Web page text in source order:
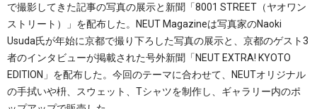
で撮影してきた記事の写真の展示と新聞「8001 STREET（ヤオワン
ストリート）」を配布した。NEUT Magazineは写真家のNaoki
Usuda氏が年始に京都で撮り下ろした写真の展示と、京都のゲスト3
者のインタビューが掲載された号外新聞「NEUT EXTRA! KYOTO
EDITION」を配布した。今回のテーマに合わせて、NEUTオリジナル
の手拭いや枡、スウェット、Tシャツを制作し、ギャラリー内のポ